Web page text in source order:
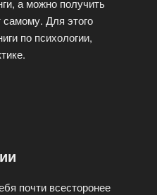
а можно получить
Для этого
по психологии,
почти всесторонее